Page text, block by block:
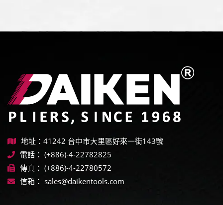
地址：41242 台中市大里區好來一街143號
電話： (+886)-4-22782825
傳真： (+886)-4-22780572
信箱： sales@daikentools.com